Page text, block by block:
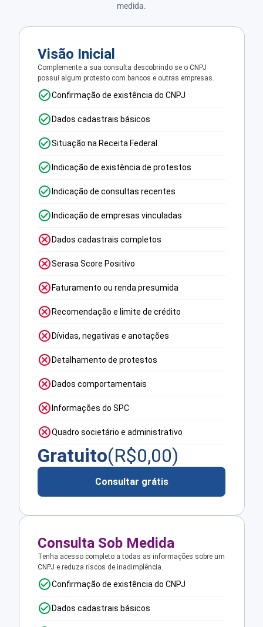
medida.
Visão Inicial
Complemente a sua consulta descobrindo se o CNPJ
possui algum protesto com bancos e outras empresas.
Confirmação de existência do CNPJ
Dados cadastrais básicos
Situação na Receita Federal
Indicação de existência de protestos
Indicação de consultas recentes
Indicação de empresas vinculadas
Dados cadastrais completos
Serasa Score Positivo
Faturamento ou renda presumida
Recomendação e limite de crédito
Dívidas, negativas e anotações
Detalhamento de protestos
Dados comportamentais
Informações do SPC
Quadro societário e administrativo
Gratuito(R$0,00)
Consultar grátis
Consulta Sob Medida
Tenha acesso completo a todas as informações sobre um
CNPJ e reduza riscos de inadimplência.
Confirmação de existência do CNPJ
Dados cadastrais básicos